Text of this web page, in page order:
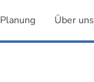
Planung Über uns